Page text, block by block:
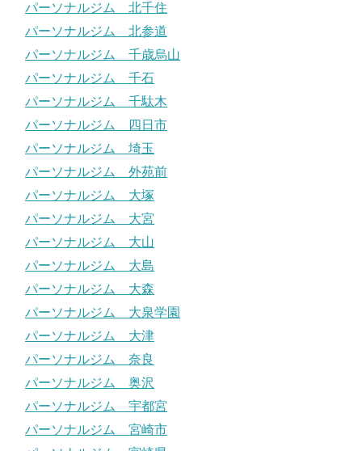
パーソナルジム 北千住
パーソナルジム 北参道
パーソナルジム 千歳烏山
パーソナルジム 千石
パーソナルジム 千駄木
パーソナルジム 四日市
パーソナルジム 埼玉
パーソナルジム 外苑前
パーソナルジム 大塚
パーソナルジム 大宮
パーソナルジム 大山
パーソナルジム 大島
パーソナルジム 大森
パーソナルジム 大泉学園
パーソナルジム 大津
パーソナルジム 奈良
パーソナルジム 奥沢
パーソナルジム 宇都宮
パーソナルジム 宮崎市